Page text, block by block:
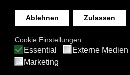
Ablehnen Zulassen
Cookie Einstellungen
Essential Externe Medien
Marketing2026 EXTOX GASMESS-